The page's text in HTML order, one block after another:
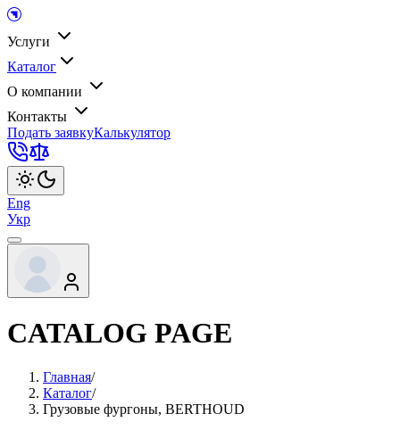
Услуги
Каталог
О компании
Контакты
Подать заявкуКалькулятор
Eng
Укр
CATALOG PAGE
Главная/
Каталог/
Грузовые фургоны, BERTHOUD